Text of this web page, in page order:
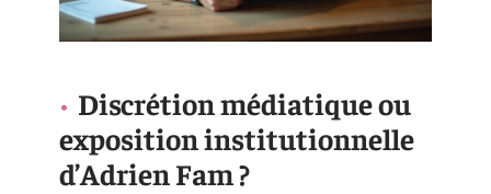
Discrétion médiatique ou
exposition institutionnelle
d’Adrien Fam ?